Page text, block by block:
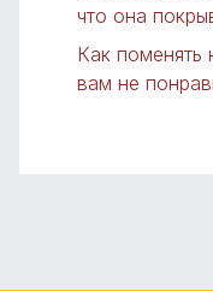
что она
Как поменять
вам не